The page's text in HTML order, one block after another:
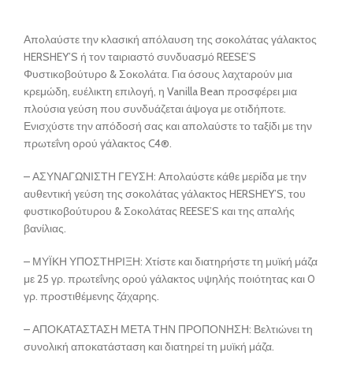
Απολαύστε την κλασική απόλαυση της σοκολάτας γάλακτος
HERSHEY’S ή τον ταιριαστό συνδυασμό REESE’S
Φυστικοβούτυρο & Σοκολάτα. Για όσους λαχταρούν μια
κρεμώδη, ευέλικτη επιλογή, η Vanilla Bean προσφέρει μια
πλούσια γεύση που συνδυάζεται άψογα με οτιδήποτε.
Ενισχύστε την απόδοσή σας και απολαύστε το ταξίδι με την
πρωτεΐνη ορού γάλακτος C4®.
– ΑΣΥΝΑΓΩΝΙΣΤΗ ΓΕΥΣΗ: Απολαύστε κάθε μερίδα με την
αυθεντική γεύση της σοκολάτας γάλακτος HERSHEY’S, του
φυστικοβούτυρου & Σοκολάτας REESE’S και της απαλής
βανίλιας.
– ΜΥΪΚΗ ΥΠΟΣΤΗΡΙΞΗ: Χτίστε και διατηρήστε τη μυϊκή μάζα
με 25 γρ. πρωτεΐνης ορού γάλακτος υψηλής ποιότητας και 0
γρ. προστιθέμενης ζάχαρης.
– ΑΠΟΚΑΤΑΣΤΑΣΗ ΜΕΤΑ ΤΗΝ ΠΡΟΠΟΝΗΣΗ: Βελτιώνει τη
συνολική αποκατάσταση και διατηρεί τη μυϊκή μάζα.